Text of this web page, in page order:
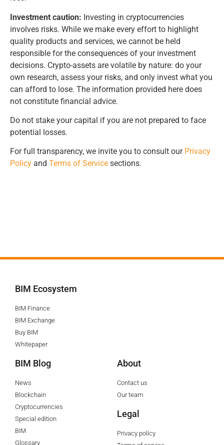
Investment caution: Investing in cryptocurrencies
involves risks. While we make every effort to highlight
quality products and services, we cannot be held
responsible for the consequences of your investment
decisions. Crypto-assets are volatile by nature: do your
own research, assess your risks, and only invest what you
can afford to lose. The information provided here does
not constitute financial advice.
Do not stake your capital if you are not prepared to face
potential losses.
For full transparency, we invite you to consult our Privacy
Policy and Terms of Service sections.
BIM Ecosystem
BIM Finance
BIM Exchange
Buy BIM
Whitepaper
BIM Blog
News
Blockchain
Cryptocurrencies
Special edition
BIM
Glossary
About
Contact us
Our team
Legal
Privacy policy